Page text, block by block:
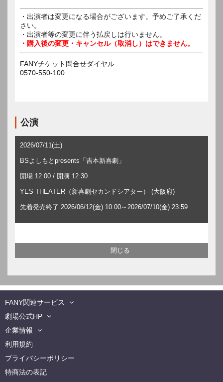
・出演者は変更になる場合がございます。予めご了承くだ
さい。
・出演者等の変更に伴う払戻しは行いません。
・購入後の変更・キャンセル（取消し）はできません。
FANYチケット問合せダイヤル
0570-550-100
公演
2026/07/11(土)
BSよしもとpresents「吉本新喜劇」
開場 12:00 / 開演 12:30
YES THEATER（新喜劇セカンドシアター） (大阪府)
先着発売終了 2026/06/12(金) 10:00～2026/07/10(金) 23:59
FANY関連サービス
劇場公式HP
企業情報
利用規約
プライバシーポリシー
特商法の表記